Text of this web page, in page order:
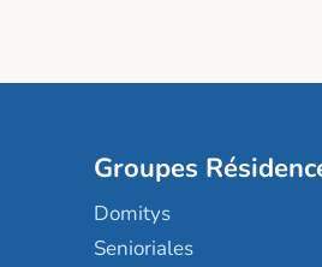
Groupes
Domitys
Senioriales